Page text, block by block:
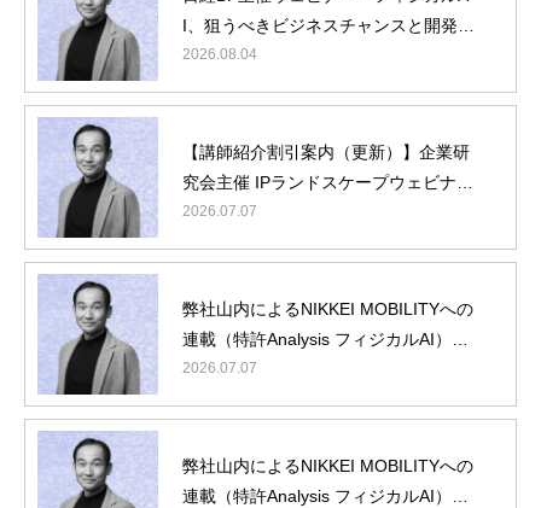
I、狙うべきビジネスチャンスと開発タ
ーゲット』に弊社山内が登壇
2026.08.04
【講師紹介割引案内（更新）】企業研
究会主催 IPランドスケープウェビナー
『フィジカルAI編』に弊社山内が登壇
2026.07.07
弊社山内によるNIKKEI MOBILITYへの
連載（特許Analysis フィジカルAI）第5
回/最終回
2026.07.07
弊社山内によるNIKKEI MOBILITYへの
連載（特許Analysis フィジカルAI）第4
役員・顧問紹介